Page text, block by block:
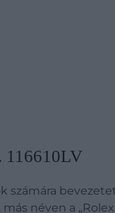
116610LV
számára
más néven a